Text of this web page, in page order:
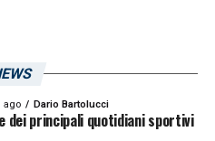
so chi vincerà ma
il bene della mia
ago Dario Bartolucci
dei principali quotidiani sportivi